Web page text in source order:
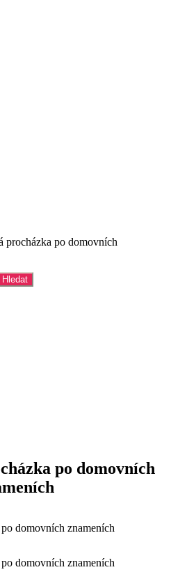
procházka po domovních
po domovních